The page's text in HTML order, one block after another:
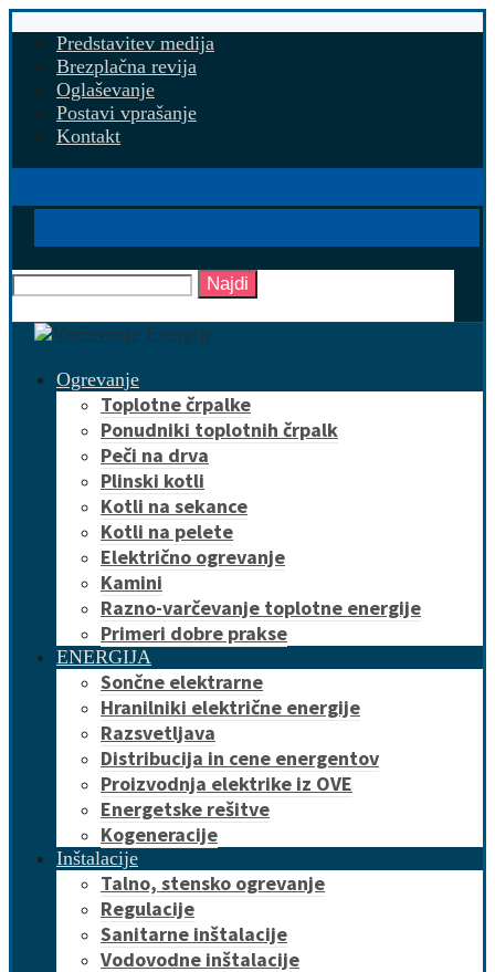
Predstavitev medija
Brezplačna revija
Oglaševanje
Postavi vprašanje
Kontakt
Najdi
Ogrevanje
Toplotne črpalke
Ponudniki toplotnih črpalk
Peči na drva
Plinski kotli
Kotli na sekance
Kotli na pelete
Električno ogrevanje
Kamini
Razno-varčevanje toplotne energije
Primeri dobre prakse
ENERGIJA
Sončne elektrarne
Hranilniki električne energije
Razsvetljava
Distribucija in cene energentov
Proizvodnja elektrike iz OVE
Energetske rešitve
Kogeneracije
Inštalacije
Talno, stensko ogrevanje
Regulacije
Sanitarne inštalacije
Vodovodne inštalacije